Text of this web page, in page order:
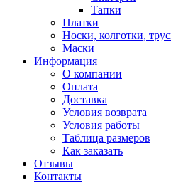
Тапки
Платки
Носки, колготки,
Маски
Информация
О компании
Оплата
Доставка
Условия возврата
Условия работы
Таблица размеров
Как заказать
Отзывы
Контакты